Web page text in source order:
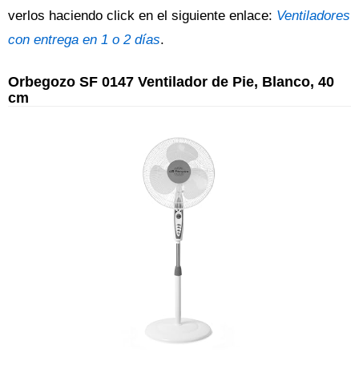
verlos haciendo click en el siguiente enlace: Ventiladores
con entrega en 1 o 2 días.
Orbegozo SF 0147 Ventilador de Pie, Blanco, 40
cm